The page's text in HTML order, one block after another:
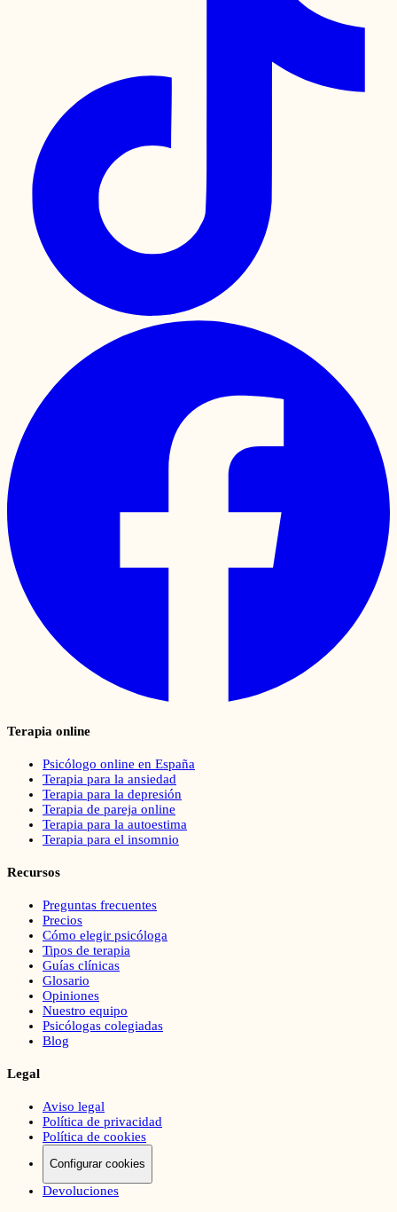
Terapia online
Psicólogo online en España
Terapia para la ansiedad
Terapia para la depresión
Terapia de pareja online
Terapia para la autoestima
Terapia para el insomnio
Recursos
Preguntas frecuentes
Precios
Cómo elegir psicóloga
Tipos de terapia
Guías clínicas
Glosario
Opiniones
Nuestro equipo
Psicólogas colegiadas
Blog
Legal
Aviso legal
Política de privacidad
Política de cookies
Configurar cookies
Devoluciones